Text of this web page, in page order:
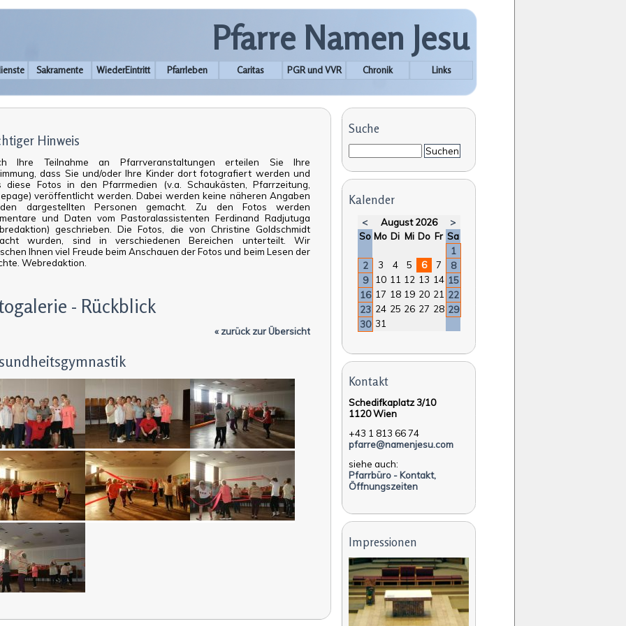
Pfarre Namen Jesu
Sakramente WiederEintritt Pfarrleben Caritas PGR und VVR Chronik Links
Suche
Suchen
Kalender
< August 2026
>
Sonntag
Montag
Dienstag
Mittwoch
Donnerstag
Freitag
Samstag
1
2
3 4 5 6 7
8
9
10 11 12 13 14 15
16 17 18 19 20 21 22
23 24 25 26 27 28 29
30 31
Kontakt
Schedifkaplatz 3/10
1120 Wien
+43 1 813 66 74
pfarre@namenjesu.com
siehe auch:
Pfarrbüro - Kontakt,
Öffnungszeiten
Impressionen
Hinweis
Ihre Teilnahme an Pfarrveranstaltungen erteilen Sie Ihre
dass Sie und/oder Ihre Kinder dort fotografiert werden und
diese Fotos in den Pfarrmedien (v.a. Schaukästen, Pfarrzeitung,
veröffentlicht werden. Dabei werden keine näheren Angaben
dargestellten Personen gemacht. Zu den Fotos werden
und Daten vom Pastoralassistenten Ferdinand Radjutuga
geschrieben. Die Fotos, die von Christine Goldschmidt
wurden, sind in verschiedenen Bereichen unterteilt. Wir
Ihnen viel Freude beim Anschauen der Fotos und beim Lesen der
Webredaktion.
- Rückblick
« zurück zur Übersicht